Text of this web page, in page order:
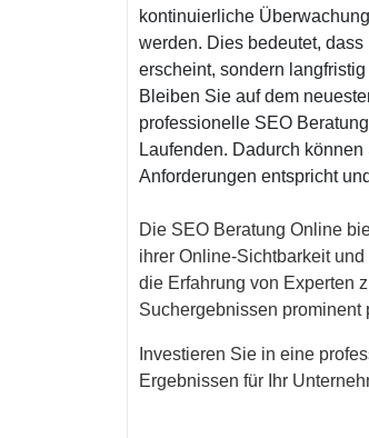
kontinuierliche
werden. Dies bedeutet,
erscheint, sondern
Bleiben Sie auf dem
professionelle SEO
Laufenden. Dadurch
Anforderungen entspricht
Die SEO Beratung Online
ihrer Online-Sichtbarkeit
die Erfahrung von Experten
Suchergebnissen
Investieren Sie in eine
Ergebnissen für Ihr